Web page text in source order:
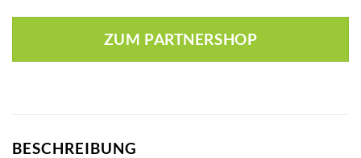
ZUM PARTNERSHOP
BESCHREIBUNG